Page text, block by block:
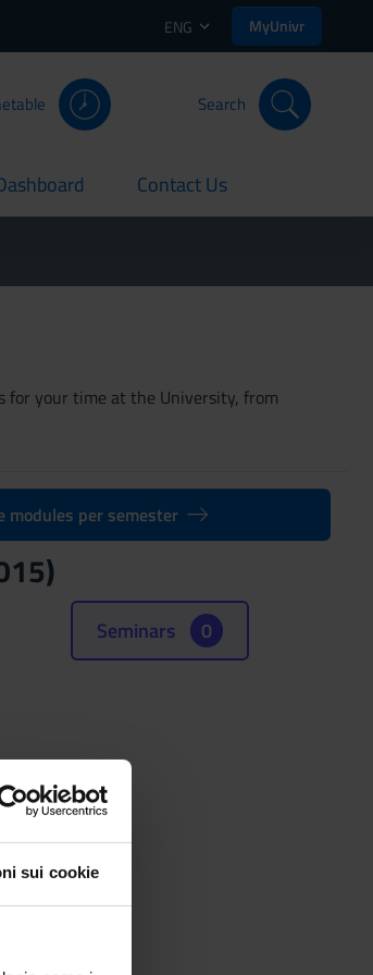
sui cookie
ENG MyUnivr
Search
Contact Us
current
for your time at the University, from
modules per semester
Seminars 0